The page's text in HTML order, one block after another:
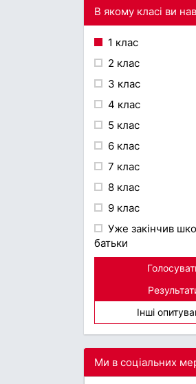
В якому класі ви
1 клас
2 клас
3 клас
4 клас
5 клас
6 клас
7 клас
8 клас
9 клас
Уже закінчив
батьки
Інші
Ми в соціальних